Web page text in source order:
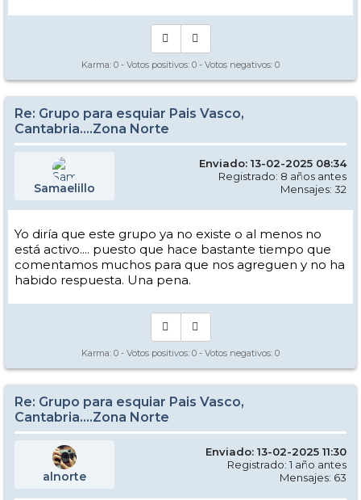
Karma: 0 - Votos positivos: 0 - Votos negativos: 0
Re: Grupo para esquiar Pais Vasco,
Cantabria....Zona Norte
Samaelillo
Enviado: 13-02-2025 08:34
Registrado: 8 años antes
Mensajes: 32
Yo diría que este grupo ya no existe o al menos no
está activo.... puesto que hace bastante tiempo que
comentamos muchos para que nos agreguen y no ha
habido respuesta. Una pena.
Karma: 0 - Votos positivos: 0 - Votos negativos: 0
Re: Grupo para esquiar Pais Vasco,
Cantabria....Zona Norte
alnorte
Enviado: 13-02-2025 11:30
Registrado: 1 año antes
Mensajes: 63